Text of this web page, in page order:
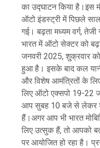
का उद्घाटन किया है।इस
ऑटो इंडस्ट्री में पिछले साल
गई। बढ़ता मध्यम वर्ग,
भारत में ऑटो सेक्टर को
जनवरी 2025, शु्क्रवार
हुआ है। इसके बाद कल
और विशेष आमंत्रितों के
लिए ऑटो एक्सपो 19-22
आप सुबह 10 बजे से लेकर
हैं।अगर आप भी भारत
लिए उत्सुक हैं, तो आपको
पर आयोजित हो रहा है।